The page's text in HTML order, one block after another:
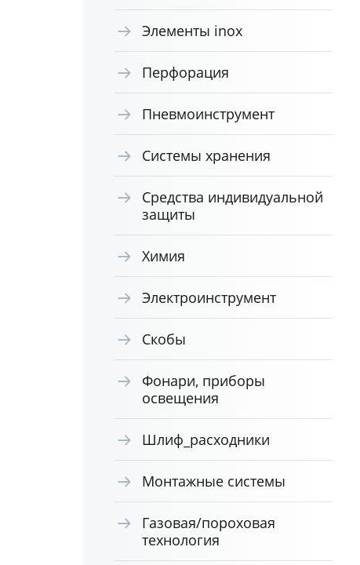
Элементы inox
Перфорация
Пневмоинструмент
Системы хранения
Средства индивидуальной
защиты
Химия
Электроинструмент
Скобы
Фонари, приборы
освещения
Шлиф_расходники
Монтажные системы
Газовая/пороховая
технология